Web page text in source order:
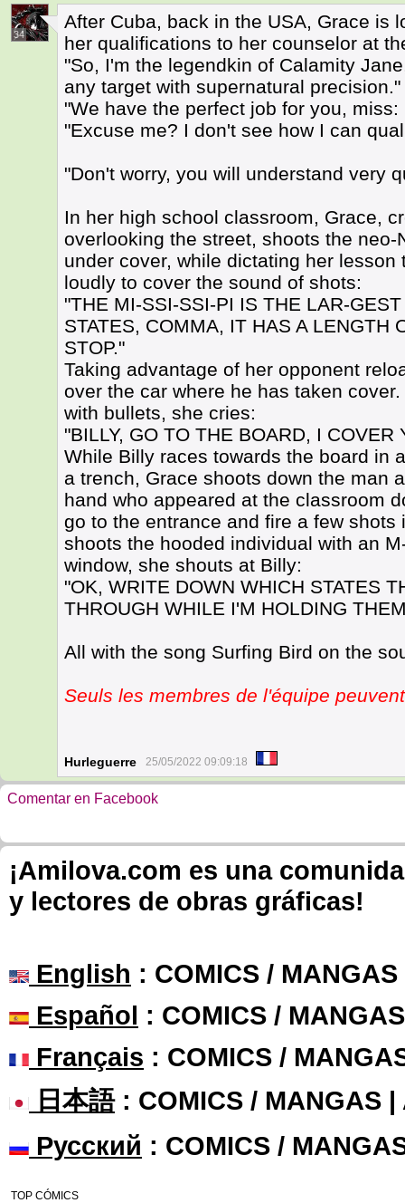
34
After Cuba, back in the USA, Grace is
her qualifications to her counselor at
"So, I'm the legendkin of Calamity
any target with supernatural precision."
"We have the perfect job for you,
"Excuse me? I don't see how I can
"Don't worry, you will understand very
In her high school classroom, Grace,
overlooking the street, shoots the
under cover, while dictating her
loudly to cover the sound of shots:
"THE MI-SSI-SSI-PI IS THE LAR-
STATES, COMMA, IT HAS A LENGTH
STOP."
Taking advantage of her opponent
over the car where he has taken
with bullets, she cries:
"BILLY, GO TO THE BOARD, I COVER
While Billy races towards the board in
a trench, Grace shoots down the man
hand who appeared at the classroom
go to the entrance and fire a few
shoots the hooded individual with an
window, she shouts at Billy:
"OK, WRITE DOWN WHICH STATES
THROUGH WHILE I'M HOLDING
All with the song Surfing Bird on the
Seuls les membres de l'équipe
Hurleguerre 25/05/2022 09:09:18
Comentar en Facebook
¡Amilova.com es una
y lectores de obras gráficas!
English : COMICS /
Español : COMICS /
Français : COMICS /
日本語: COMICS / MANGAS |
Русский : COMICS /
TOP CÓMICS